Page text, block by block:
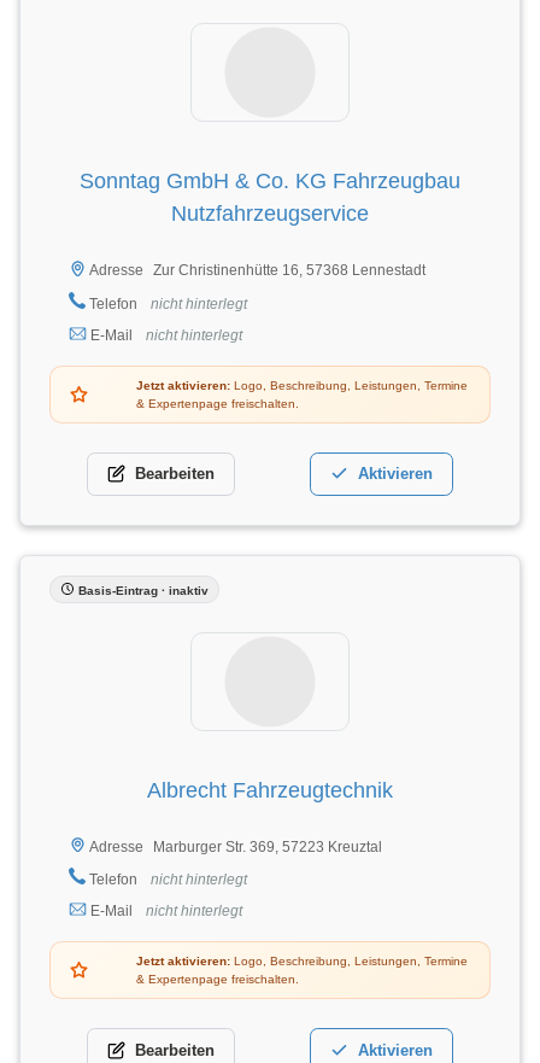
Sonntag GmbH & Co. KG Fahrzeugbau
Nutzfahrzeugservice
Adresse
Zur Christinenhütte 16, 57368 Lennestadt
Telefon
nicht hinterlegt
E-Mail
nicht hinterlegt
Jetzt aktivieren: Logo, Beschreibung, Leistungen, Termine
& Expertenpage freischalten.
Bearbeiten Aktivieren
Basis-Eintrag · inaktiv
Albrecht Fahrzeugtechnik
Adresse
Marburger Str. 369, 57223 Kreuztal
Telefon
nicht hinterlegt
E-Mail
nicht hinterlegt
Jetzt aktivieren: Logo, Beschreibung, Leistungen, Termine
& Expertenpage freischalten.
Bearbeiten Aktivieren